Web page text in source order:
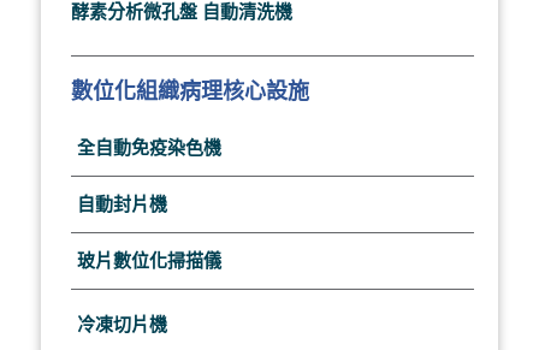
酵素分析微孔盤 自動清洗機
數位化組織病理核心設施
全自動免疫染色機
自動封片機
玻片數位化掃描儀
冷凍切片機